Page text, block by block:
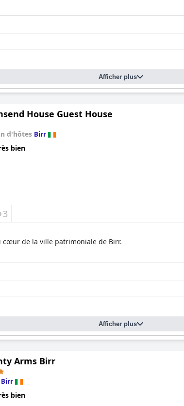
Afficher plus
House Guest House
d'hôtes Birr
bien
cœur de la ville patrimoniale de Birr.
Afficher plus
Arms Birr
Birr
bien